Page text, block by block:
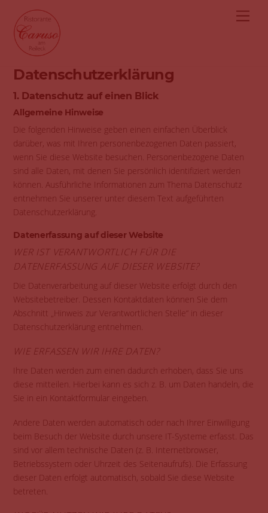
content
Datenschutz­erklärung
1. Datenschutz auf einen Blick
Allgemeine Hinweise
Die folgenden Hinweise geben einen einfachen Überblick
darüber, was mit Ihren personenbezogenen Daten passiert,
wenn Sie diese Website besuchen. Personenbezogene Daten
sind alle Daten, mit denen Sie persönlich identifiziert werden
können. Ausführliche Informationen zum Thema Datenschutz
entnehmen Sie unserer unter diesem Text aufgeführten
Datenschutzerklärung.
Datenerfassung auf dieser Website
WER IST VERANTWORTLICH FÜR DIE
DATENERFASSUNG AUF DIESER WEBSITE?
Die Datenverarbeitung auf dieser Website erfolgt durch den
Websitebetreiber. Dessen Kontaktdaten können Sie dem
Abschnitt „Hinweis zur Verantwortlichen Stelle“ in dieser
Datenschutzerklärung entnehmen.
WIE ERFASSEN WIR IHRE DATEN?
Ihre Daten werden zum einen dadurch erhoben, dass Sie uns
diese mitteilen. Hierbei kann es sich z. B. um Daten handeln, die
Sie in ein Kontaktformular eingeben.
Andere Daten werden automatisch oder nach Ihrer Einwilligung
beim Besuch der Website durch unsere IT-Systeme erfasst. Das
sind vor allem technische Daten (z. B. Internetbrowser,
Betriebssystem oder Uhrzeit des Seitenaufrufs). Die Erfassung
dieser Daten erfolgt automatisch, sobald Sie diese Website
betreten.